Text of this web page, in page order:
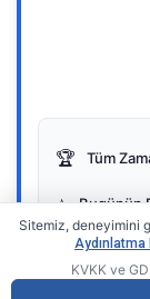
🏆 Tüm
⭐ Bugünün
Sitemiz, deneyimini
Aydınlatma
KVKK ve